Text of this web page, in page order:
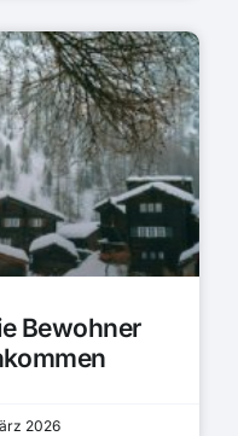
Bewohner
2026